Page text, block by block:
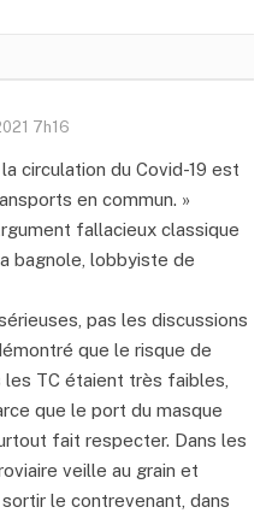
7h16
circulation du Covid-19 est
en commun. »
fallacieux classique
bagnole, lobbyiste de
pas les discussions
que le risque de
les TC étaient très faibles,
que le port du masque
fait respecter. Dans les
veille au grain et
le contrevenant, dans